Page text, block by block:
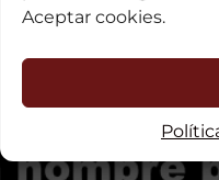
Aceptar cookies.